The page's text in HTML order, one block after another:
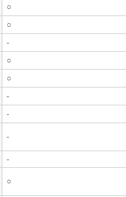
○
○
-
○
○
-
-
-
-
○